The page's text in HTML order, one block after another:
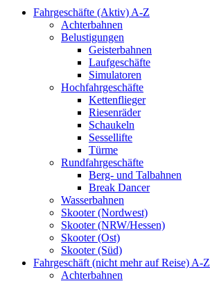
Fahrgeschäfte (Aktiv) A-Z
Achterbahnen
Belustigungen
Geisterbahnen
Laufgeschäfte
Simulatoren
Hochfahrgeschäfte
Kettenflieger
Riesenräder
Schaukeln
Sessellifte
Türme
Rundfahrgeschäfte
Berg- und Talbahnen
Break Dancer
Wasserbahnen
Skooter (Nordwest)
Skooter (NRW/Hessen)
Skooter (Ost)
Skooter (Süd)
Fahrgeschäft (nicht mehr auf Reise) A-Z
Achterbahnen